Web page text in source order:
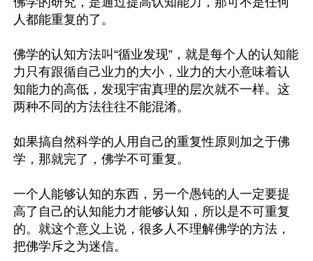
人都能重复的了。
佛学的认知方法叫“循业发现”，就是每个人的认知能
力只有跟循自己业力的大小，业力的大小意味着认
知能力的高低，发现宇宙真理的层次就不一样。这
两种不同的方法往往不能混淆。
如果搞自然科学的人用自己的重复性原则加之于佛
学，那就完了，佛学不可重复。
一个人能够认知的东西，另一个愚钝的人一定要提
高了自己的认知能力才能够认知，所以是不可重复
的。就这个意义上说，很多人不理解佛学的方法，
把佛学斥之为迷信。